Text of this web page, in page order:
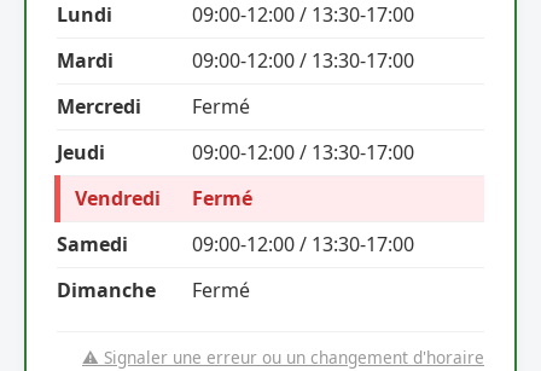
Lundi
09:00-12:00 / 13:30-17:00
Mardi
09:00-12:00 / 13:30-17:00
Mercredi
Fermé
Jeudi
09:00-12:00 / 13:30-17:00
Vendredi
Fermé
Samedi
09:00-12:00 / 13:30-17:00
Dimanche
Fermé
⚠️ Signaler une erreur ou un changement d'horaire